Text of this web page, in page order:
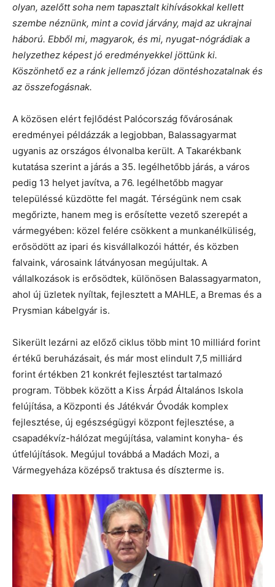
olyan, azelőtt soha nem tapasztalt kihívásokkal kellett
szembe néznünk, mint a covid járvány, majd az ukrajnai
háború. Ebből mi, magyarok, és mi, nyugat-nógrádiak a
helyzethez képest jó eredményekkel jöttünk ki.
Köszönhető ez a ránk jellemző józan döntéshozatalnak és
az összefogásnak.
A közösen elért fejlődést Palócország fővárosának
eredményei példázzák a legjobban, Balassagyarmat
ugyanis az országos élvonalba került. A Takarékbank
kutatása szerint a járás a 35. legélhetőbb járás, a város
pedig 13 helyet javítva, a 76. legélhetőbb magyar
településsé küzdötte fel magát. Térségünk nem csak
megőrizte, hanem meg is erősítette vezető szerepét a
vármegyében: közel felére csökkent a munkanélküliség,
erősödött az ipari és kisvállalkozói háttér, és közben
falvaink, városaink látványosan megújultak. A
vállalkozások is erősödtek, különösen Balassagyarmaton,
ahol új üzletek nyíltak, fejlesztett a MAHLE, a Bremas és a
Prysmian kábelgyár is.
Sikerült lezárni az előző ciklus több mint 10 milliárd forint
értékű beruházásait, és már most elindult 7,5 milliárd
forint értékben 21 konkrét fejlesztést tartalmazó
program. Többek között a Kiss Árpád Általános Iskola
felújítása, a Központi és Játékvár Óvodák komplex
fejlesztése, új egészségügyi központ fejlesztése, a
csapadékvíz-hálózat megújítása, valamint konyha- és
útfelújítások. Megújul továbbá a Madách Mozi, a
Vármegyeháza középső traktusa és díszterme is.